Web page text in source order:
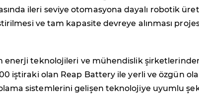
ileri seviye otomasyona dayalı robotik
ve tam kapasite devreye alınması
enerji teknolojileri ve mühendislik
iştiraki olan Reap Battery ile yerli ve özgün
sistemlerini gelişen teknolojiye uyumlu